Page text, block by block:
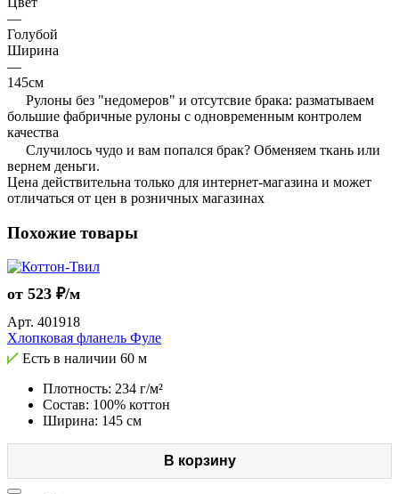
—
Голубой
Ширина
—
145см
Рулоны без "недомеров" и отсутсвие брака: разматываем
большие фабричные рулоны с одновременным контролем
качества
Случилось чудо и вам попался брак? Обменяем ткань или
вернем деньги.
Цена действительна только для интернет-магазина и может
отличаться от цен в розничных магазинах
Похожие товары
от 523 ₽/м
Арт. 401918
Хлопковая фланель Фуле
Есть в наличии 60 м
Плотность: 234 г/м²
Состав: 100% коттон
Ширина: 145 см
В корзину